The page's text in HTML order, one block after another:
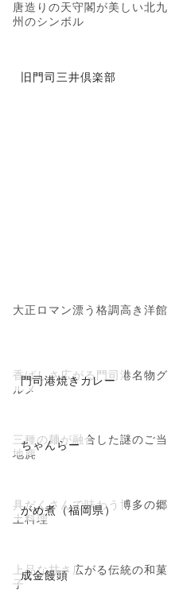
唐造りの天守閣が美しい北九
州のシンボル
旧門司三井倶楽部
大正ロマン漂う格調高き洋館
門司港焼きカレー
香ばしさ広がる門司港名物グ
ルメ
ちゃんらー
三種の麺が融合した謎のご当
地麂
がめ煮（福岡県）
具だくさんで味わう博多の郷
土料理
成金饅頭
上品な甘さ広がる伝統の和菓
子